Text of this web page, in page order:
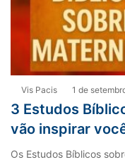
Vis Pacis 1 de
3 Estudos
vão inspirar
Os Estudos Bíblicos